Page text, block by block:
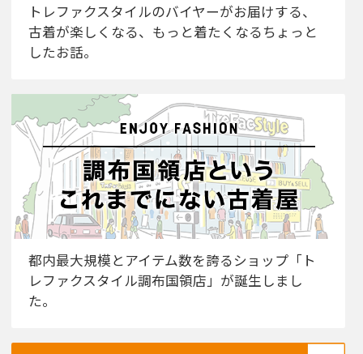
トレファクスタイルのバイヤーがお届けする、
古着が楽しくなる、もっと着たくなるちょっと
したお話。
都内最大規模とアイテム数を誇るショップ「ト
レファクスタイル調布国領店」が誕生しまし
た。